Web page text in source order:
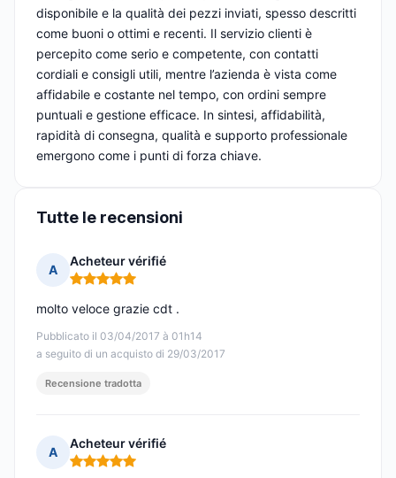
disponibile e la qualità dei pezzi inviati, spesso descritti
come buoni o ottimi e recenti. Il servizio clienti è
percepito come serio e competente, con contatti
cordiali e consigli utili, mentre l’azienda è vista come
affidabile e costante nel tempo, con ordini sempre
puntuali e gestione efficace. In sintesi, affidabilità,
rapidità di consegna, qualità e supporto professionale
emergono come i punti di forza chiave.
Tutte le recensioni
A
Acheteur vérifié
Nota: 5 su 5
Pubblicato il 03/04/2017 à 01h14
a seguito di un acquisto di 29/03/2017
molto veloce grazie cdt .
Recensione tradotta
A
Acheteur vérifié
Nota: 5 su 5